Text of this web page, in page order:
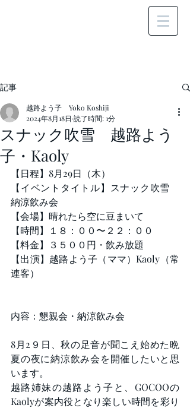
記事
スナック吹雪 越路よう
子・Kaoly
越路よう子 Yoko Koshiji
2024年8月18日 読了時間: 1分
【日程】8月29日（木）
【イベントタイトル】スナック吹雪
納涼飲み会
【会場】晴れたら空に豆まいて
【時間】１８：００〜２２：００
【料金】３５００円・飲み放題
【出演】越路よう子（ママ）Kaoly（常
連客）
内容：懇親会・納涼飲み会
8月2９日、秋の足音が聞こえ始めた晩
夏の夜に納涼飲み会を開催したいと思
います。
越路姉妹の越路よう子と、GOCOOの
Kaolyが案内役となり楽しい時間を彩り